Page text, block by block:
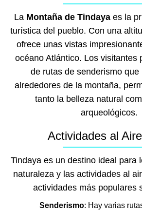
La Montaña de Tindayaes la
turística del pueblo. Con una
ofrece unas vistas
océano Atlántico. Los visitantes
de rutas de senderismo que
alrededores de la montaña,
tanto la belleza natural
arqueológicos.
Actividades al
Tindaya es un destino ideal para
naturaleza y las actividades al
actividades más populares
Senderismo: Hay varias